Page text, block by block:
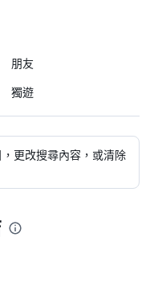
朋友
獨遊
更改搜尋內容，或清除